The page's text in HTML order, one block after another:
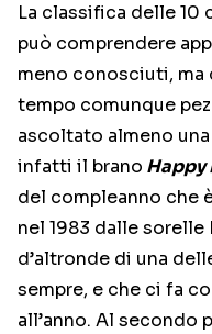
La classifica delle 10
può comprendere
meno conosciuti,
tempo comunque
ascoltato almeno
infatti il brano Happy
del compleanno che
nel 1983 dalle
d’altronde di una
sempre, e che ci fa
all’anno. Al secondo